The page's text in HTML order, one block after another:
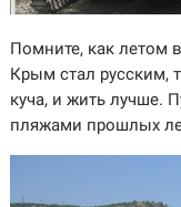
Помните, как летом
Крым стал русским,
куча, и жить лучше.
пляжами прошлых